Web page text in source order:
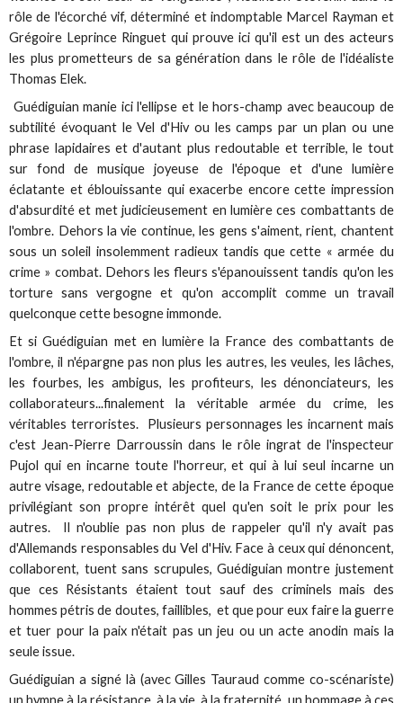
rôle de l'écorché vif, déterminé et indomptable Marcel Rayman et
Grégoire Leprince Ringuet qui prouve ici qu'il est un des acteurs
les plus prometteurs de sa génération dans le rôle de l'idéaliste
Thomas Elek.
Guédiguian manie ici l'ellipse et le hors-champ avec beaucoup de
subtilité évoquant le Vel d'Hiv ou les camps par un plan ou une
phrase lapidaires et d'autant plus redoutable et terrible, le tout
sur fond de musique joyeuse de l'époque et d'une lumière
éclatante et éblouissante qui exacerbe encore cette impression
d'absurdité et met judicieusement en lumière ces combattants de
l'ombre. Dehors la vie continue, les gens s'aiment, rient, chantent
sous un soleil insolemment radieux tandis que cette « armée du
crime » combat. Dehors les fleurs s'épanouissent tandis qu'on les
torture sans vergogne et qu'on accomplit comme un travail
quelconque cette besogne immonde.
Et si Guédiguian met en lumière la France des combattants de
l'ombre, il n'épargne pas non plus les autres, les veules, les lâches,
les fourbes, les ambigus, les profiteurs, les dénonciateurs, les
collaborateurs...finalement la véritable armée du crime, les
véritables terroristes. Plusieurs personnages les incarnent mais
c'est Jean-Pierre Darroussin dans le rôle ingrat de l'inspecteur
Pujol qui en incarne toute l'horreur, et qui à lui seul incarne un
autre visage, redoutable et abjecte, de la France de cette époque
privilégiant son propre intérêt quel qu'en soit le prix pour les
autres. Il n'oublie pas non plus de rappeler qu'il n'y avait pas
d'Allemands responsables du Vel d'Hiv. Face à ceux qui dénoncent,
collaborent, tuent sans scrupules, Guédiguian montre justement
que ces Résistants étaient tout sauf des criminels mais des
hommes pétris de doutes, faillibles, et que pour eux faire la guerre
et tuer pour la paix n'était pas un jeu ou un acte anodin mais la
seule issue.
Guédiguian a signé là (avec Gilles Tauraud comme co-scénariste)